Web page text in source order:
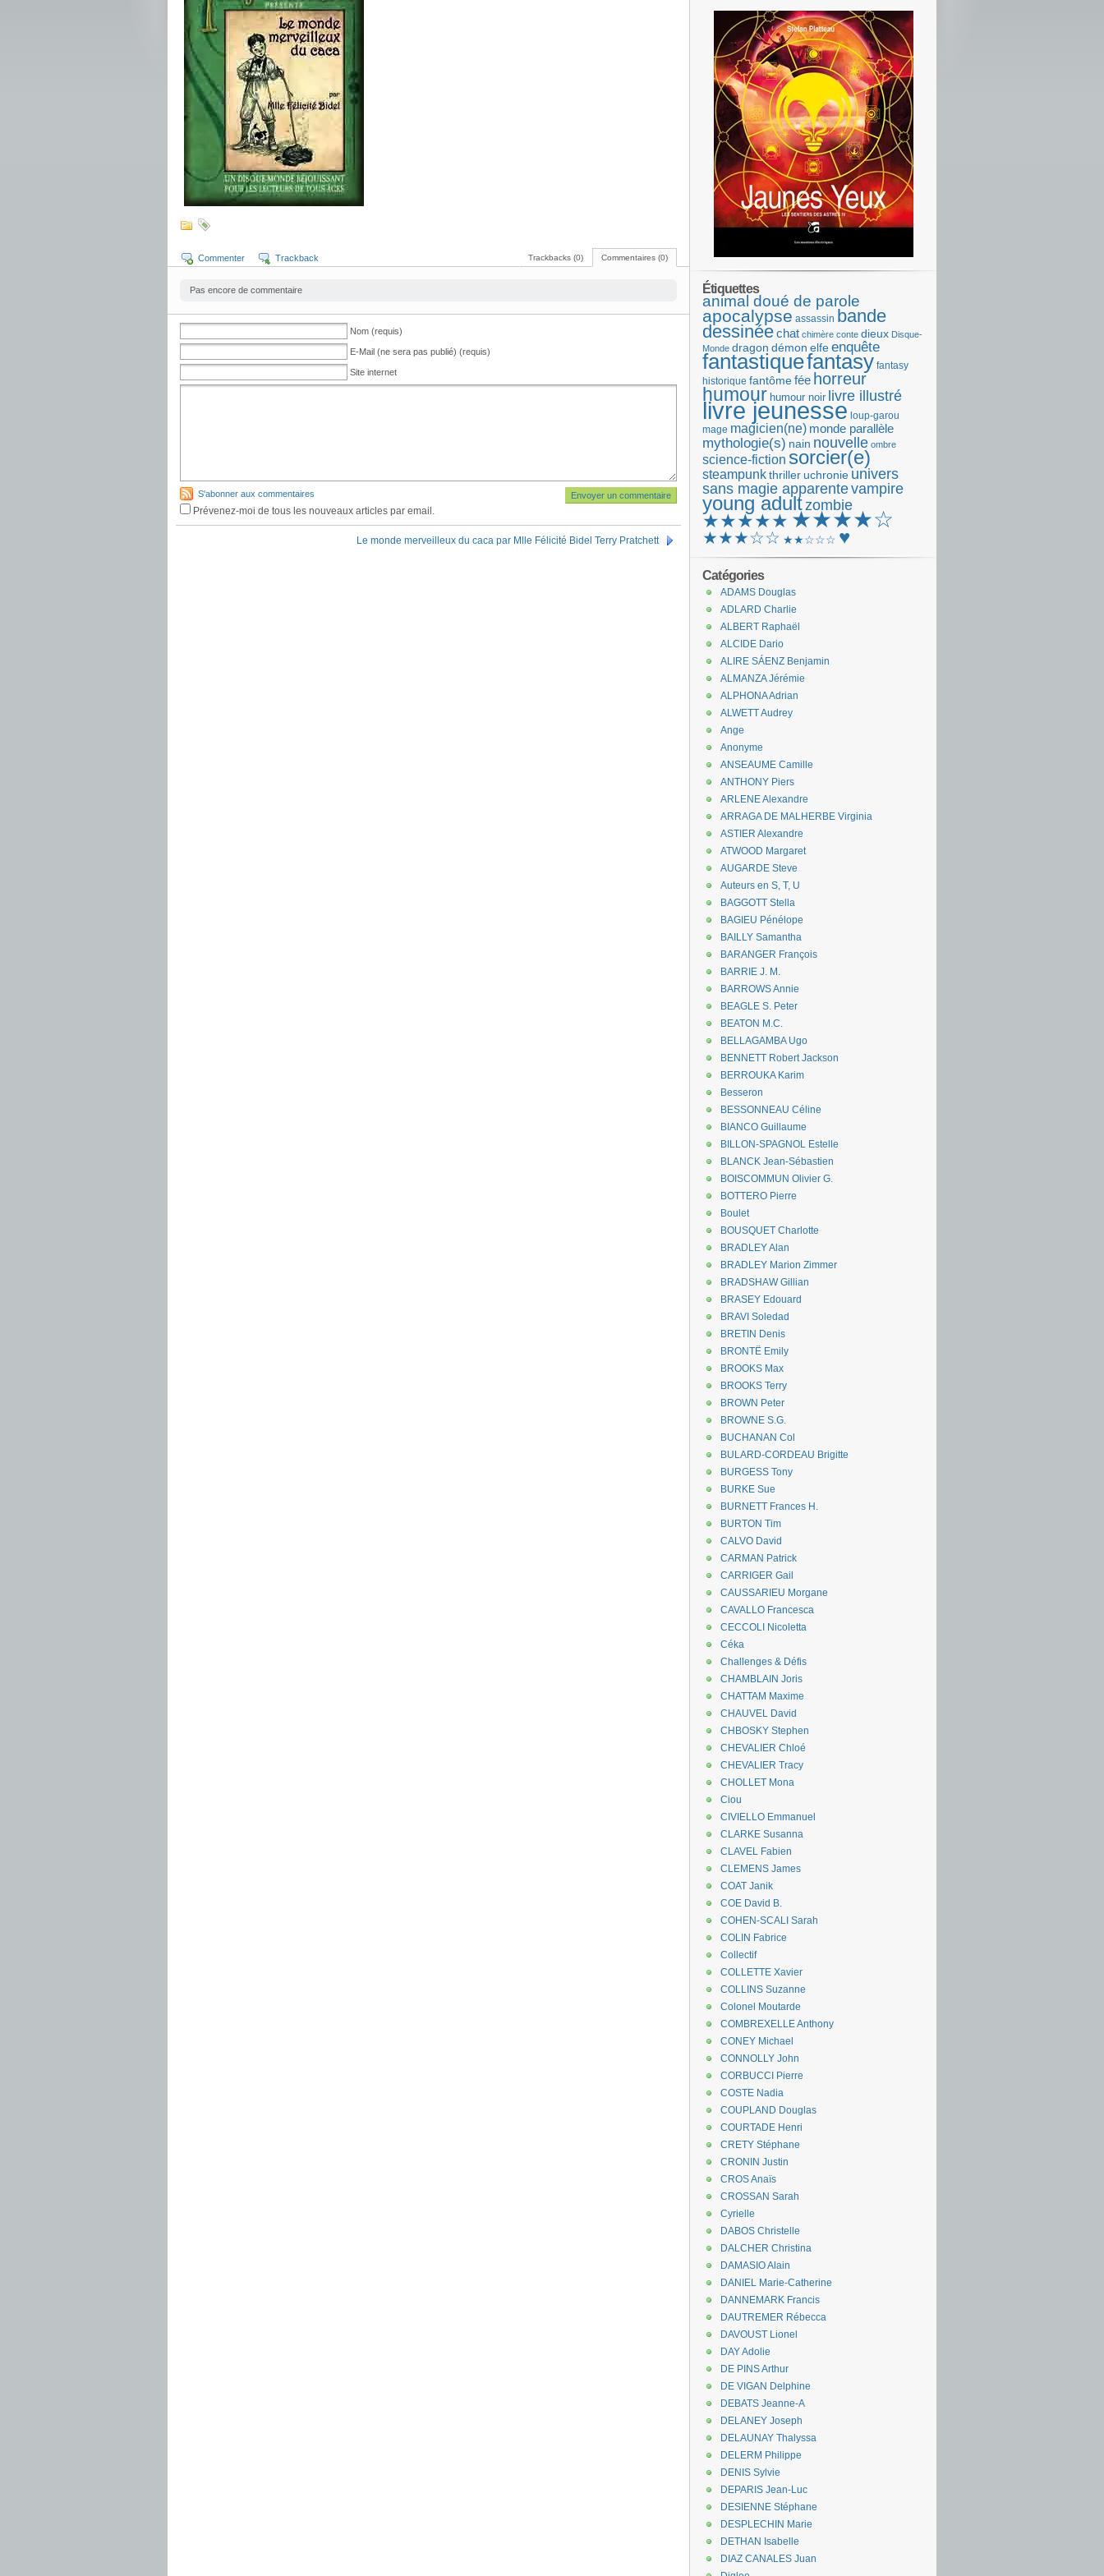
Commentaires (0)
Trackbacks (0)
Commenter Trackback
Pas encore de commentaire
Nom (requis)
E-Mail (ne sera pas publié) (requis)
Site internet
S'abonner aux commentaires
Prévenez-moi de tous les nouveaux articles par email.
Le monde merveilleux du caca par Mlle Félicité Bidel Terry Pratchett
Étiquettes
animal doué de parole
apocalypse assassin bande
dessinéechat chimère conte dieux Disque-
Monde dragon démon elfeenquête
fantastiquefantasy fantasy
historique fantômefée horreur
humour humour noir livre illustré
livre jeunesse loup-garou
mage magicien(ne) monde parallèle
mythologie(s) nain nouvelle ombre
science-fiction sorcier(e)
steampunkthriller uchronie univers
sans magie apparentevampire
young adultzombie
★★★★★ ★★★★☆
★★★☆☆ ★★☆☆☆ ♥
Catégories
ADAMS Douglas
ADLARD Charlie
ALBERT Raphaël
ALCIDE Dario
ALIRE SÁENZ Benjamin
ALMANZA Jérémie
ALPHONA Adrian
ALWETT Audrey
Ange
Anonyme
ANSEAUME Camille
ANTHONY Piers
ARLENE Alexandre
ARRAGA DE MALHERBE Virginia
ASTIER Alexandre
ATWOOD Margaret
AUGARDE Steve
Auteurs en S, T, U
BAGGOTT Stella
BAGIEU Pénélope
BAILLY Samantha
BARANGER François
BARRIE J. M.
BARROWS Annie
BEAGLE S. Peter
BEATON M.C.
BELLAGAMBA Ugo
BENNETT Robert Jackson
BERROUKA Karim
Besseron
BESSONNEAU Céline
BIANCO Guillaume
BILLON-SPAGNOL Estelle
BLANCK Jean-Sébastien
BOISCOMMUN Olivier G.
BOTTERO Pierre
Boulet
BOUSQUET Charlotte
BRADLEY Alan
BRADLEY Marion Zimmer
BRADSHAW Gillian
BRASEY Edouard
BRAVI Soledad
BRETIN Denis
BRONTË Emily
BROOKS Max
BROOKS Terry
BROWN Peter
BROWNE S.G.
BUCHANAN Col
BULARD-CORDEAU Brigitte
BURGESS Tony
BURKE Sue
BURNETT Frances H.
BURTON Tim
CALVO David
CARMAN Patrick
CARRIGER Gail
CAUSSARIEU Morgane
CAVALLO Francesca
CECCOLI Nicoletta
Céka
Challenges & Défis
CHAMBLAIN Joris
CHATTAM Maxime
CHAUVEL David
CHBOSKY Stephen
CHEVALIER Chloé
CHEVALIER Tracy
CHOLLET Mona
Ciou
CIVIELLO Emmanuel
CLARKE Susanna
CLAVEL Fabien
CLEMENS James
COAT Janik
COE David B.
COHEN-SCALI Sarah
COLIN Fabrice
Collectif
COLLETTE Xavier
COLLINS Suzanne
Colonel Moutarde
COMBREXELLE Anthony
CONEY Michael
CONNOLLY John
CORBUCCI Pierre
COSTE Nadia
COUPLAND Douglas
COURTADE Henri
CRETY Stéphane
CRONIN Justin
CROS Anaïs
CROSSAN Sarah
Cyrielle
DABOS Christelle
DALCHER Christina
DAMASIO Alain
DANIEL Marie-Catherine
DANNEMARK Francis
DAUTREMER Rébecca
DAVOUST Lionel
DAY Adolie
DE PINS Arthur
DE VIGAN Delphine
DEBATS Jeanne-A
DELANEY Joseph
DELAUNAY Thalyssa
DELERM Philippe
DENIS Sylvie
DEPARIS Jean-Luc
DESIENNE Stéphane
DESPLECHIN Marie
DETHAN Isabelle
DIAZ CANALES Juan